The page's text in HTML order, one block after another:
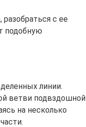
с ее
подобную
линии.
ветви подвздошной
на несколько